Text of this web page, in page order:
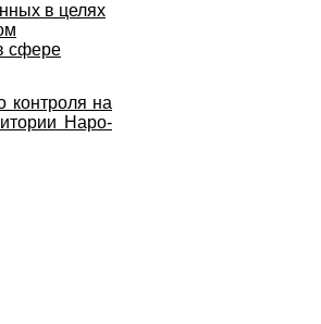
в целях
сфере
контроля на
Наро-